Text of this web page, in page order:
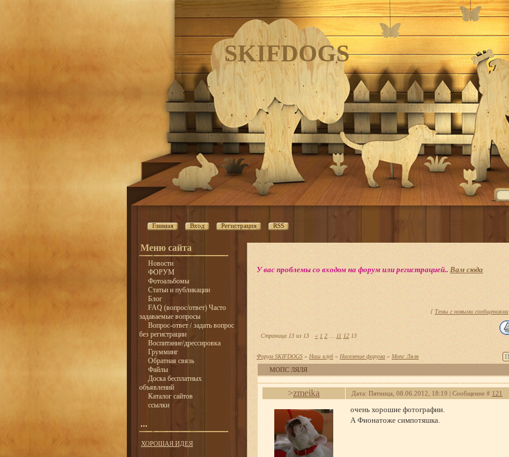
SKIFDOGS
Главная Вход Регистрация RSS
Меню сайта
Новости
ФОРУМ
Фотоальбомы
Статьи и публикации
Блог
FAQ (вопрос/ответ) Часто
задаваемые вопросы
Вопрос-ответ / задать вопрос
без регистрации
Воспитание/дрессировка
Грумминг
Обратная связь
Файлы
Доска бесплатных
объявлений
Каталог сайтов
ссылки
...
ХОРОШАЯ ИДЕЯ
У вас проблемы со входом на форум или регистрацией.. Вам сюда
[ Темы с новыми сообщениями
Страница 13 из 13 « 1 2 11 12 13
Форум SKIFDOGS » Наш клуб » Население форума » Мопс Ляля
МОПС ЛЯЛЯ
>zmeika Дата: Пятница, 08.06.2012, 18:19 | Сообщение # 121
очень хорошие фотографии.
А Фионатоже симпотяшка.